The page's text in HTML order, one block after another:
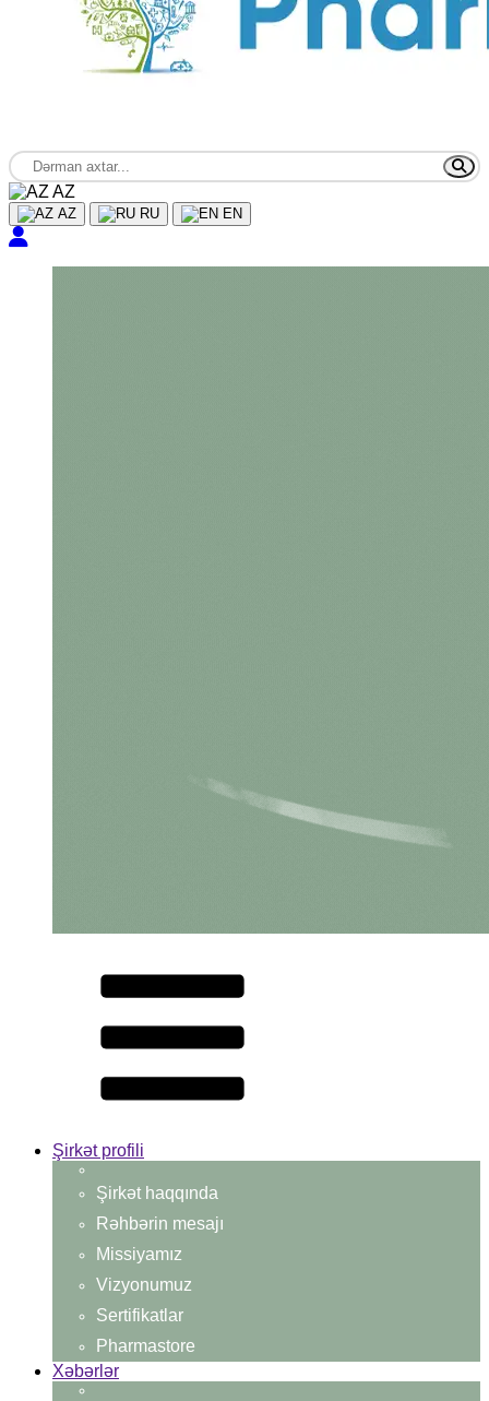
AZ
AZ RU EN
Şirkət profili
Şirkət haqqında
Rəhbərin mesajı
Missiyamız
Vizyonumuz
Sertifikatlar
Pharmastore
Xəbərlər